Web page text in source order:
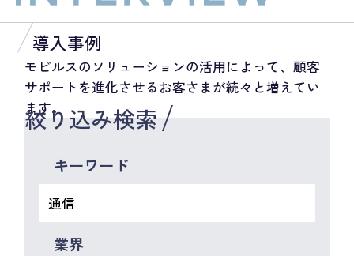
導入事例
ユースケース
お知らせ
セミナー
お役立ち資料
採用情報
IR情報
CX向上情報サイト
導入事例
モビルスのソリューションの活用によって、顧客
サポートを進化させるお客さまが続々と増えてい
ます。
絞り込み検索
キーワード
業界